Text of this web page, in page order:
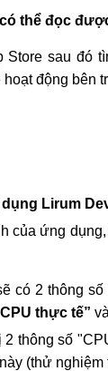
thể đọc
Store sau đó
động bên
Lirum
của ứng
có 2 thông
thực tế” và
2 thông số
(thử